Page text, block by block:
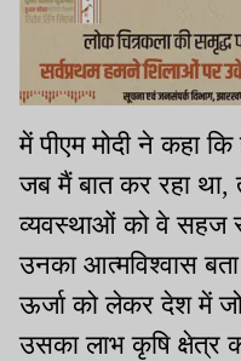
में पीएम मोदी ने कहा
जब मैं बात कर रहा
व्यवस्थाओं को वे सहज
उनका आत्मविश्वास
ऊर्जा को लेकर देश में
उसका लाभ कृषि क्षेत्र